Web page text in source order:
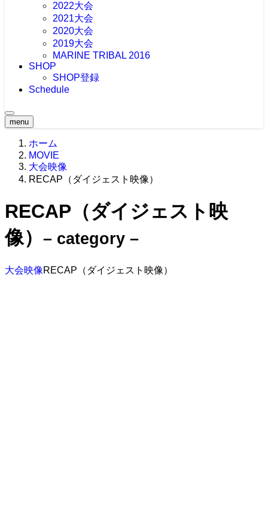
2022大会
2021大会
2020大会
2019大会
MARINE TRIBAL 2016
SHOP
SHOP登録
Schedule
menu
ホーム
MOVIE
大会映像
RECAP（ダイジェスト映像）
RECAP（ダイジェスト映
像） – category –
大会映像RECAP（ダイジェスト映像）